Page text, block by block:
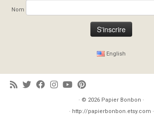
Nom
English
· © 2026 Papier Bonbon ·
· http://papierbonbon.etsy.com ·